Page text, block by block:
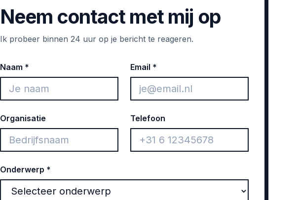
Neem contact met mij op
Ik probeer binnen 24 uur op je bericht te reageren.
Naam * Email *
Organisatie Telefoon
Onderwerp *